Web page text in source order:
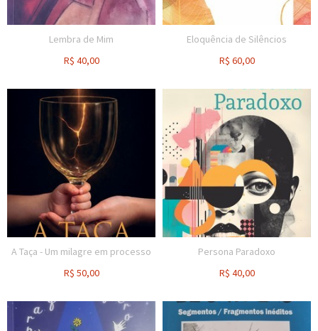
Lembra de Mim
R$ 40,00
Eloquência de Silêncios
R$ 60,00
A Taça - Um milagre em processo
R$ 50,00
Persona Paradoxo
R$ 40,00